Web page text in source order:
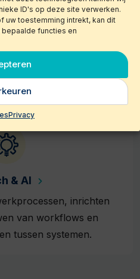
ID's op deze site verwerken.
uw toestemming intrekt, kan dit
functies en
Privacy
en offertes tot
planningen en
jouw het contact
en professioneel.
& AI
inrichten
van workflows en
tussen systemen.